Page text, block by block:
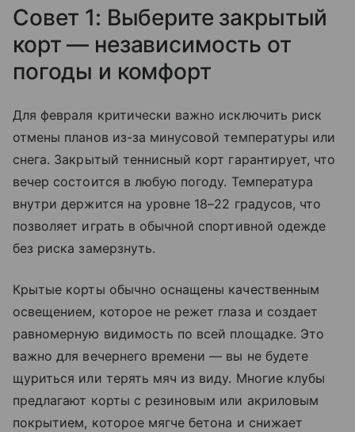
Совет 1: Выберите закрытый
корт — независимость от
погоды и комфорт
Для февраля критически важно исключить риск
отмены планов из-за минусовой температуры или
снега. Закрытый теннисный корт гарантирует, что
вечер состоится в любую погоду. Температура
внутри держится на уровне 18–22 градусов, что
позволяет играть в обычной спортивной одежде
без риска замерзнуть.
Крытые корты обычно оснащены качественным
освещением, которое не режет глаза и создает
равномерную видимость по всей площадке. Это
важно для вечернего времени — вы не будете
щуриться или терять мяч из виду. Многие клубы
предлагают корты с резиновым или акриловым
покрытием, которое мягче бетона и снижает